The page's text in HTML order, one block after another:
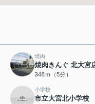
焼肉
焼肉きんぐ 北大宮
346ｍ（5分）
小学校
市立大宮北小学校